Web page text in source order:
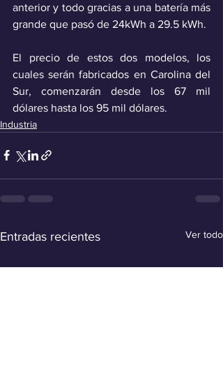
anterior y todo gracias a una batería más
grande que pasó de 24kWh a 29.5 kWh.
El precio de estos dos modelos, los
cuales serán fabricados en Carolina del
Sur, comenzarán desde los 67 mil
dólares hasta los 95 mil dólares.
Industria
Entradas recientes Ver todo